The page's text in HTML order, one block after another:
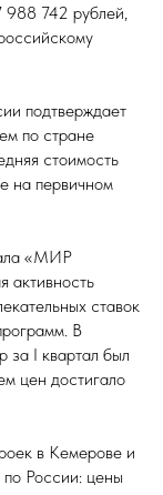
988 742 рублей,
подтверждает
по стране
стоимость
на первичном
«МИР
активность
ставок
В
за I квартал был
цен достигало
в Кемерове и
России: цены